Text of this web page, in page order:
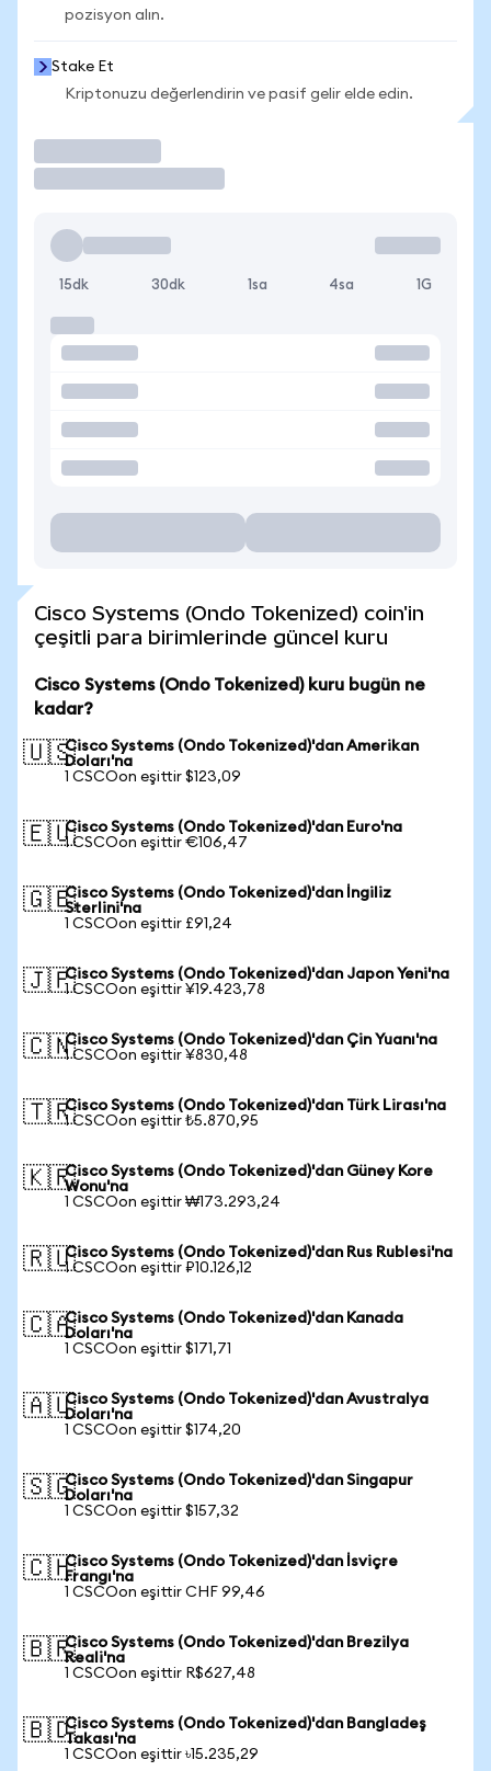
pozisyon alın.
Stake Et
Kriptonuzu değerlendirin ve pasif gelir elde edin.
15dk 30dk 1sa 4sa 1G
Cisco Systems (Ondo Tokenized) coin'in
çeşitli para birimlerinde güncel kuru
Cisco Systems (Ondo Tokenized) kuru bugün ne
kadar?
🇺🇸Cisco Systems (Ondo Tokenized)'dan Amerikan
Doları'na
1 CSCOon eşittir $123,09
🇪🇺Cisco Systems (Ondo Tokenized)'dan Euro'na
1 CSCOon eşittir €106,47
🇬🇧Cisco Systems (Ondo Tokenized)'dan İngiliz
Sterlini'na
1 CSCOon eşittir £91,24
🇯🇵Cisco Systems (Ondo Tokenized)'dan Japon Yeni'na
1 CSCOon eşittir ¥19.423,78
🇨🇳Cisco Systems (Ondo Tokenized)'dan Çin Yuanı'na
1 CSCOon eşittir ¥830,48
🇹🇷Cisco Systems (Ondo Tokenized)'dan Türk Lirası'na
1 CSCOon eşittir ₺5.870,95
🇰🇷Cisco Systems (Ondo Tokenized)'dan Güney Kore
Wonu'na
1 CSCOon eşittir ₩173.293,24
🇷🇺Cisco Systems (Ondo Tokenized)'dan Rus Rublesi'na
1 CSCOon eşittir ₽10.126,12
🇨🇦Cisco Systems (Ondo Tokenized)'dan Kanada
Doları'na
1 CSCOon eşittir $171,71
🇦🇺Cisco Systems (Ondo Tokenized)'dan Avustralya
Doları'na
1 CSCOon eşittir $174,20
🇸🇬Cisco Systems (Ondo Tokenized)'dan Singapur
Doları'na
1 CSCOon eşittir $157,32
🇨🇭Cisco Systems (Ondo Tokenized)'dan İsviçre
Frangı'na
1 CSCOon eşittir CHF 99,46
🇧🇷Cisco Systems (Ondo Tokenized)'dan Brezilya
Reali'na
1 CSCOon eşittir R$627,48
🇧🇩Cisco Systems (Ondo Tokenized)'dan Bangladeş
Takası'na
1 CSCOon eşittir ৳15.235,29